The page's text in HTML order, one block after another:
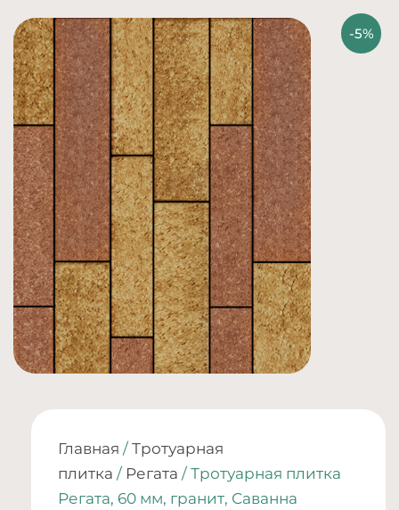
Главная / Тротуарная
плитка / Регата / Тротуарная плитка
Регата, 60 мм, гранит, Саванна